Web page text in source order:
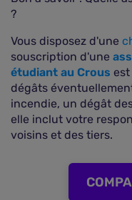
?
Vous disposez d'une
souscription d'une
étudiant au Crous
dégâts
incendie, un dégât
elle inclut votre
voisins et des tiers.